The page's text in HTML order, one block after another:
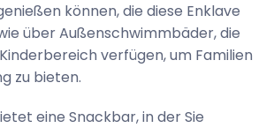
können, die diese Enklave
über Außenschwimmbäder, die
verfügen, um Familien
zu bieten.
eine Snackbar, in der Sie